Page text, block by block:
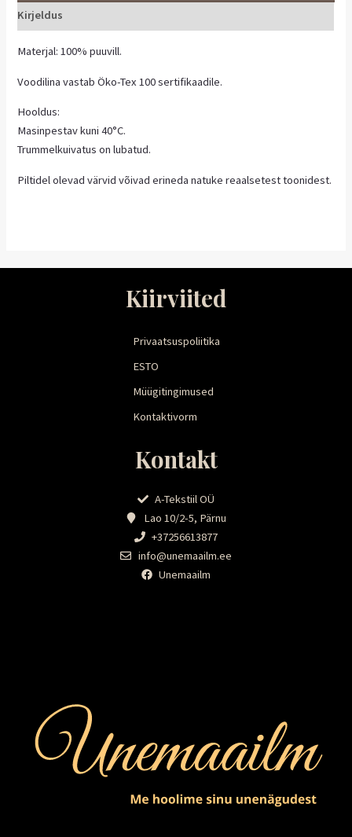
Kirjeldus
Materjal: 100% puuvill.
Voodilina vastab Öko-Tex 100 sertifikaadile.
Hooldus:
Masinpestav kuni 40°C.
Trummelkuivatus on lubatud.
Piltidel olevad värvid võivad erineda natuke reaalsetest toonidest.
Kiirviited
Privaatsuspoliitika
ESTO
Müügitingimused
Kontaktivorm
Kontakt
A-Tekstiil OÜ
Lao 10/2-5, Pärnu
+37256613877
info@unemaailm.ee
Unemaailm